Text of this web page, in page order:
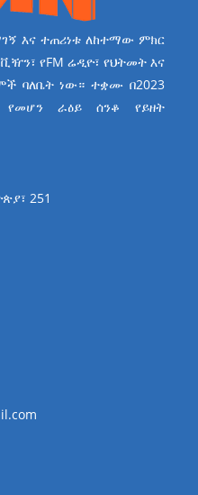
እና ተጠሪነቱ ለከተማው ምክር
የFM ሬዲዮ፣ የህትመት እና
ባለቤት ነው። ተቋሙ በ2023
ራዕይ ሰንቆ የይዘት
251